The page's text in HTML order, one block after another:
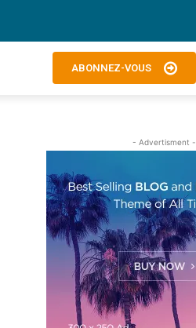
ABONNEZ-VOUS
- Advertisment -